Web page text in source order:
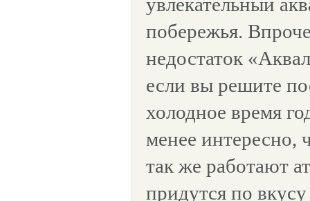
побережья.
недостаток
если вы решите
холодное время
менее интересно,
так же работают
придутся по